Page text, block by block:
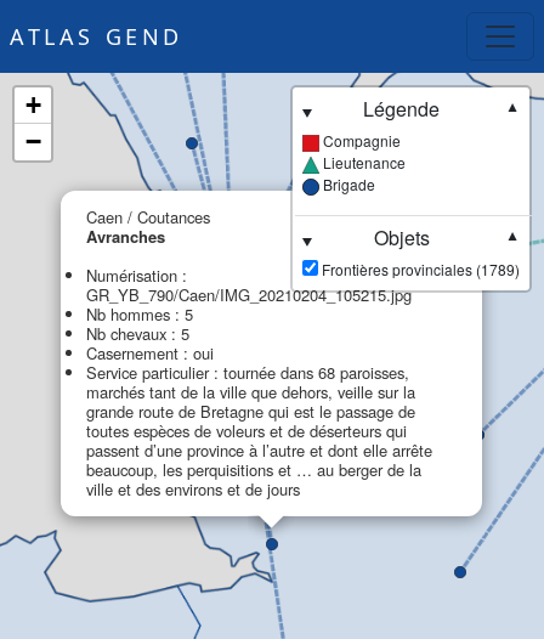
ATLAS GEND
Caen / Coutances
Avranches
Numérisation :
GR_YB_790/Caen/IMG_20210204_105215.jpg
Nb hommes : 5
Nb chevaux : 5
Casernement : oui
Service particulier : tournée dans 68 paroisses,
marchés tant de la ville que dehors, veille sur la
grande route de Bretagne qui est le passage de
toutes espèces de voleurs et de déserteurs qui
passent d’une province à l’autre et dont elle arrête
beaucoup, les perquisitions et … au berger de la
ville et des environs et de jours
+
−
Légende
▼
Compagnie
Lieutenance
Brigade
Objets
▼
Frontières provinciales (1789)